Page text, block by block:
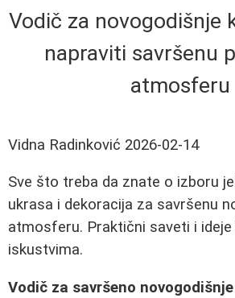
Vodič za novogodišnje
napraviti savršenu
atmosferu
Vidna Radinković 2026-02-14
Sve što treba da znate o izboru
ukrasa i dekoracija za savršenu
atmosferu. Praktični saveti i ideje
iskustvima.
Vodič za savršeno